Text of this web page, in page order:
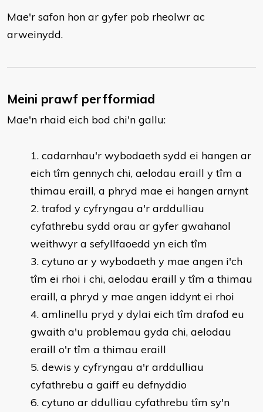
Mae'r safon hon ar gyfer pob rheolwr ac
arweinydd.
Meini prawf perfformiad
Mae'n rhaid eich bod chi'n gallu:
cadarnhau'r wybodaeth sydd ei hangen ar
eich tîm gennych chi, aelodau eraill y tîm a
thimau eraill, a phryd mae ei hangen arnynt
trafod y cyfryngau a'r arddulliau
cyfathrebu sydd orau ar gyfer gwahanol
weithwyr a sefyllfaoedd yn eich tîm
cytuno ar y wybodaeth y mae angen i'ch
tîm ei rhoi i chi, aelodau eraill y tîm a thimau
eraill, a phryd y mae angen iddynt ei rhoi
amlinellu pryd y dylai eich tîm drafod eu
gwaith a'u problemau gyda chi, aelodau
eraill o'r tîm a thimau eraill
dewis y cyfryngau a'r arddulliau
cyfathrebu a gaiff eu defnyddio
cytuno ar ddulliau cyfathrebu tîm sy'n